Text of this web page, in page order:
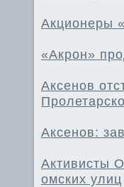
Акционеры
«Акрон»
Аксенов
Аксенов:
Активисты
омских улиц